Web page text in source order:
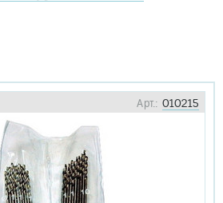
Арт.: 010215